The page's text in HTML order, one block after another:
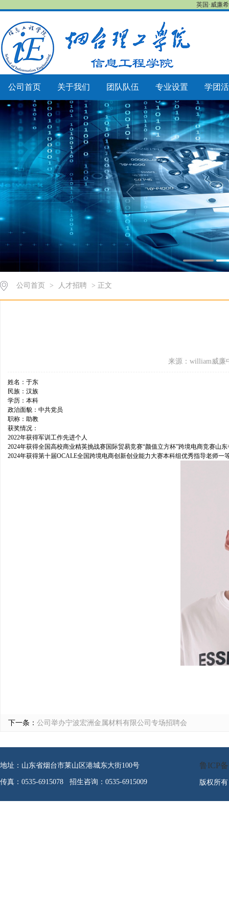
英国·威廉
公司首页 关于我们 团队队伍 专业设置 学团
公司首页 > 人才招聘 > 正文
来源：william威廉
姓名：于东
民族：汉族
学历：本科
政治面貌：中共党员
职称：助教
获奖情况：
2022年获得军训工作先进个人
2024年获得全国高校商业精英挑战赛国际贸易竞赛“颜值立方杯”跨境电商竞赛山
2024年获得第十届OCALE全国跨境电商创新创业能力大赛本科组优秀指导老师一
下一条： 公司举办宁波宏洲金属材料有限公司专场招聘会
地址：山东省烟台市莱山区港城东大街100号
传真：0535-6915078 招生咨询：0535-6915009
鲁ICP
版权所